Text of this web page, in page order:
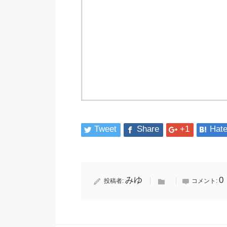
Tweet Share +1
投稿者: みゆ コメント: 0